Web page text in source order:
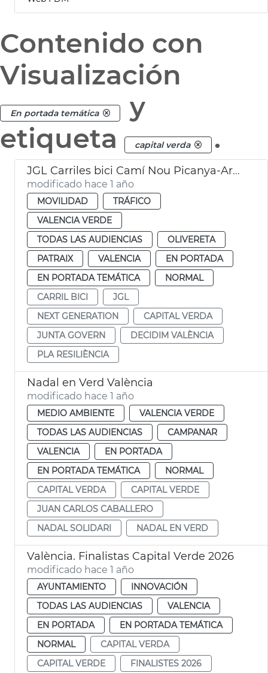
Contenido con
Visualización
En portada temática
y
etiqueta
capital verda .
JGL Carriles bici Camí Nou Picanya-Archiduque Carlos i Tres Forques-Vara de Quart
modificado hace 1 año
MOVILIDAD
TRÁFICO
VALENCIA VERDE
TODAS LAS AUDIENCIAS
OLIVERETA
PATRAIX
VALENCIA
EN PORTADA
EN PORTADA TEMÁTICA
NORMAL
CARRIL BICI
JGL
NEXT GENERATION
CAPITAL VERDA
JUNTA GOVERN
DECIDIM VALÈNCIA
PLA RESILIÈNCIA
Nadal en Verd València
modificado hace 1 año
MEDIO AMBIENTE
VALENCIA VERDE
TODAS LAS AUDIENCIAS
CAMPANAR
VALENCIA
EN PORTADA
EN PORTADA TEMÁTICA
NORMAL
CAPITAL VERDA
CAPITAL VERDE
JUAN CARLOS CABALLERO
NADAL SOLIDARI
NADAL EN VERD
València. Finalistas Capital Verde 2026
modificado hace 1 año
AYUNTAMIENTO
INNOVACIÓN
TODAS LAS AUDIENCIAS
VALENCIA
EN PORTADA
EN PORTADA TEMÁTICA
NORMAL
CAPITAL VERDA
CAPITAL VERDE
FINALISTES 2026